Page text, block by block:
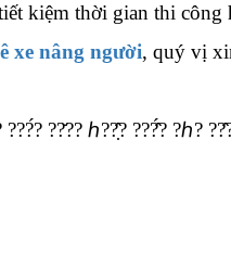
kiệm thời gian thi công
xe nâng người, quý vị
??̆?? ℎ??̣̂? ???̂́? ?ℎ?